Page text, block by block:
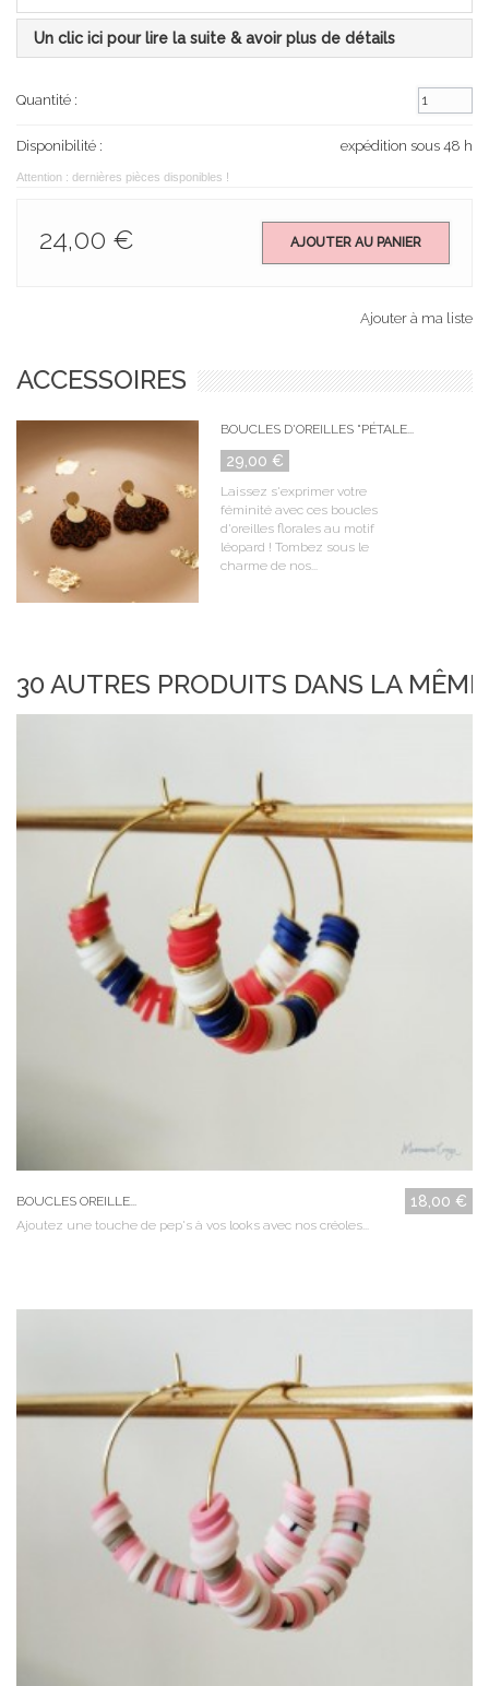
Un clic ici pour lire la suite & avoir plus de détails
Quantité :
Disponibilité : expédition sous 48 h
Attention : dernières pièces disponibles !
24,00 € AJOUTER AU PANIER
Ajouter à ma liste
ACCESSOIRES
BOUCLES D'OREILLES "PÉTALE...
29,00 €
Laissez s'exprimer votre
féminité avec ces boucles
d'oreilles florales au motif
léopard ! Tombez sous le
charme de nos...
30 AUTRES PRODUITS DANS LA
BOUCLES OREILLE... 18,00 €
Ajoutez une touche de pep's à vos looks avec nos créoles...